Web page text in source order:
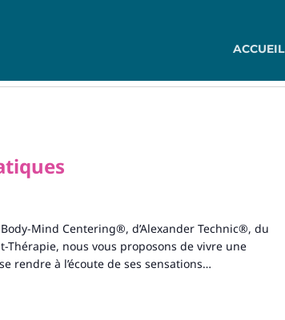
ACCUEIL
Mind Centering®, d’Alexander Technic®, du
nous vous proposons de vivre une
rendre à l’écoute de ses sensations…